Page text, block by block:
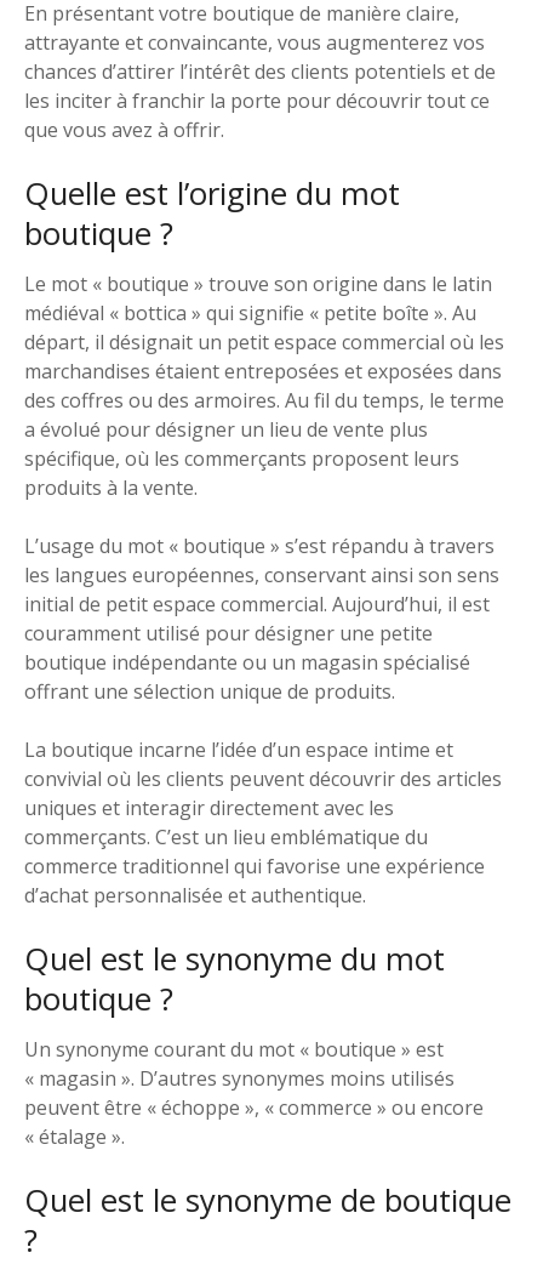
En présentant votre boutique de manière claire,
attrayante et convaincante, vous augmenterez vos
chances d’attirer l’intérêt des clients potentiels et de
les inciter à franchir la porte pour découvrir tout ce
que vous avez à offrir.
Quelle est l’origine du mot
boutique ?
Le mot « boutique » trouve son origine dans le latin
médiéval « bottica » qui signifie « petite boîte ». Au
départ, il désignait un petit espace commercial où les
marchandises étaient entreposées et exposées dans
des coffres ou des armoires. Au fil du temps, le terme
a évolué pour désigner un lieu de vente plus
spécifique, où les commerçants proposent leurs
produits à la vente.
L’usage du mot « boutique » s’est répandu à travers
les langues européennes, conservant ainsi son sens
initial de petit espace commercial. Aujourd’hui, il est
couramment utilisé pour désigner une petite
boutique indépendante ou un magasin spécialisé
offrant une sélection unique de produits.
La boutique incarne l’idée d’un espace intime et
convivial où les clients peuvent découvrir des articles
uniques et interagir directement avec les
commerçants. C’est un lieu emblématique du
commerce traditionnel qui favorise une expérience
d’achat personnalisée et authentique.
Quel est le synonyme du mot
boutique ?
Un synonyme courant du mot « boutique » est
« magasin ». D’autres synonymes moins utilisés
peuvent être « échoppe », « commerce » ou encore
« étalage ».
Quel est le synonyme de boutique
?